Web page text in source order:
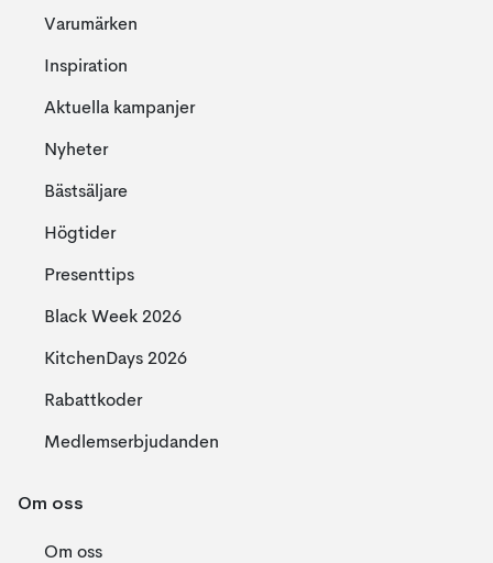
Varumärken
Inspiration
Aktuella kampanjer
Nyheter
Bästsäljare
Högtider
Presenttips
Black Week 2026
KitchenDays 2026
Rabattkoder
Medlemserbjudanden
Om oss
Om oss